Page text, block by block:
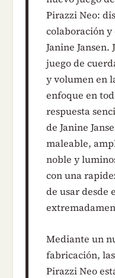
Pirazzi Neo:
colaboración y
Janine
juego de
y volumen en
enfoque en
respuesta
de Janine
maleable,
noble y
con una
de usar desde
Mediante un
fabricación,
Pirazzi Neo